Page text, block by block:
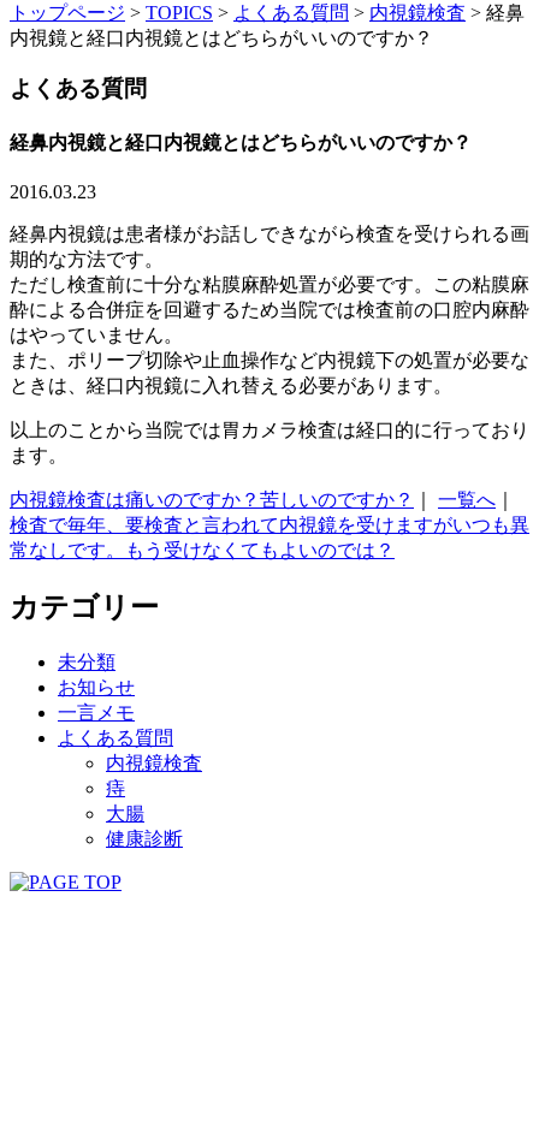
トップページ > TOPICS > よくある質問 > 内視鏡検査 > 経鼻
内視鏡と経口内視鏡とはどちらがいいのですか？
よくある質問
経鼻内視鏡と経口内視鏡とはどちらがいいのですか？
2016.03.23
経鼻内視鏡は患者様がお話しできながら検査を受けられる画
期的な方法です。
ただし検査前に十分な粘膜麻酔処置が必要です。この粘膜麻
酔による合併症を回避するため当院では検査前の口腔内麻酔
はやっていません。
また、ポリープ切除や止血操作など内視鏡下の処置が必要な
ときは、経口内視鏡に入れ替える必要があります。
以上のことから当院では胃カメラ検査は経口的に行っており
ます。
内視鏡検査は痛いのですか？苦しいのですか？ 一覧へ
検査で毎年、要検査と言われて内視鏡を受けますがいつも異
常なしです。もう受けなくてもよいのでは？
カテゴリー
未分類
お知らせ
一言メモ
よくある質問
内視鏡検査
痔
大腸
健康診断